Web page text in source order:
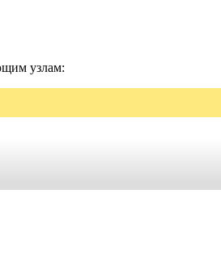
узлам: